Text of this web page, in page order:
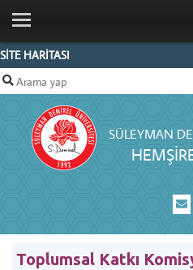
SİTE HARİTASI
SÜLEYMAN
ANA SAYFA
KURUMSAL
PERSONEL
EĞİTİM
AKREDITASYON
Toplumsal Katkı